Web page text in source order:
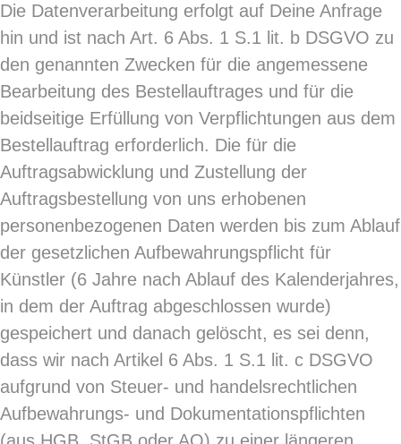
Die Datenverarbeitung erfolgt auf Deine Anfrage
hin und ist nach Art. 6 Abs. 1 S.1 lit. b DSGVO zu
den genannten Zwecken für die angemessene
Bearbeitung des Bestellauftrages und für die
beidseitige Erfüllung von Verpflichtungen aus dem
Bestellauftrag erforderlich. Die für die
Auftragsabwicklung und Zustellung der
Auftragsbestellung von uns erhobenen
personenbezogenen Daten werden bis zum Ablauf
der gesetzlichen Aufbewahrungspflicht für
Künstler (6 Jahre nach Ablauf des Kalenderjahres,
in dem der Auftrag abgeschlossen wurde)
gespeichert und danach gelöscht, es sei denn,
dass wir nach Artikel 6 Abs. 1 S.1 lit. c DSGVO
aufgrund von Steuer- und handelsrechtlichen
Aufbewahrungs- und Dokumentationspflichten